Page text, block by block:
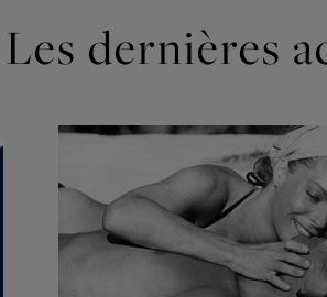
Les dernières